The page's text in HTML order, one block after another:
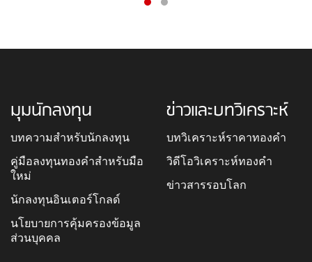
มุมนักลงทุน
บทความสำหรับนักลงทุน
คู่มือลงทุนทองคำสำหรับมือ
ใหม่
นักลงทุนอินเตอร์โกลด์
นโยบายการคุ้มครองข้อมูล
ส่วนบุคคล
ข่าวและบทวิเคราะห์
บทวิเคราะห์ราคาทองคำ
วิดีโอวิเคราะห์ทองคำ
ข่าวสารรอบโลก